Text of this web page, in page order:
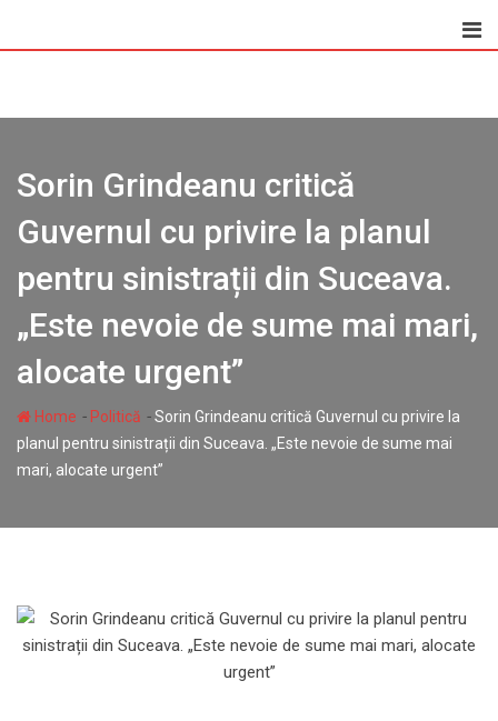
Sorin Grindeanu critică
Guvernul cu privire la planul
pentru sinistrații din Suceava.
„Este nevoie de sume mai mari,
alocate urgent”
Home - Politică -Sorin Grindeanu critică Guvernul cu privire la
planul pentru sinistrații din Suceava. „Este nevoie de sume mai
mari, alocate urgent”